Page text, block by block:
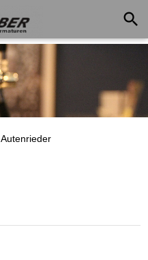
search
Autenrieder